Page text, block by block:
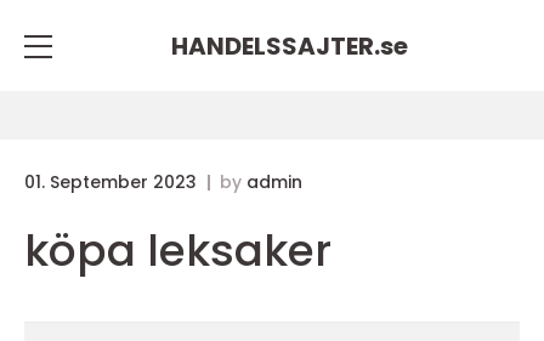
HANDELSSAJTER.se
01. September 2023 by admin
köpa leksaker